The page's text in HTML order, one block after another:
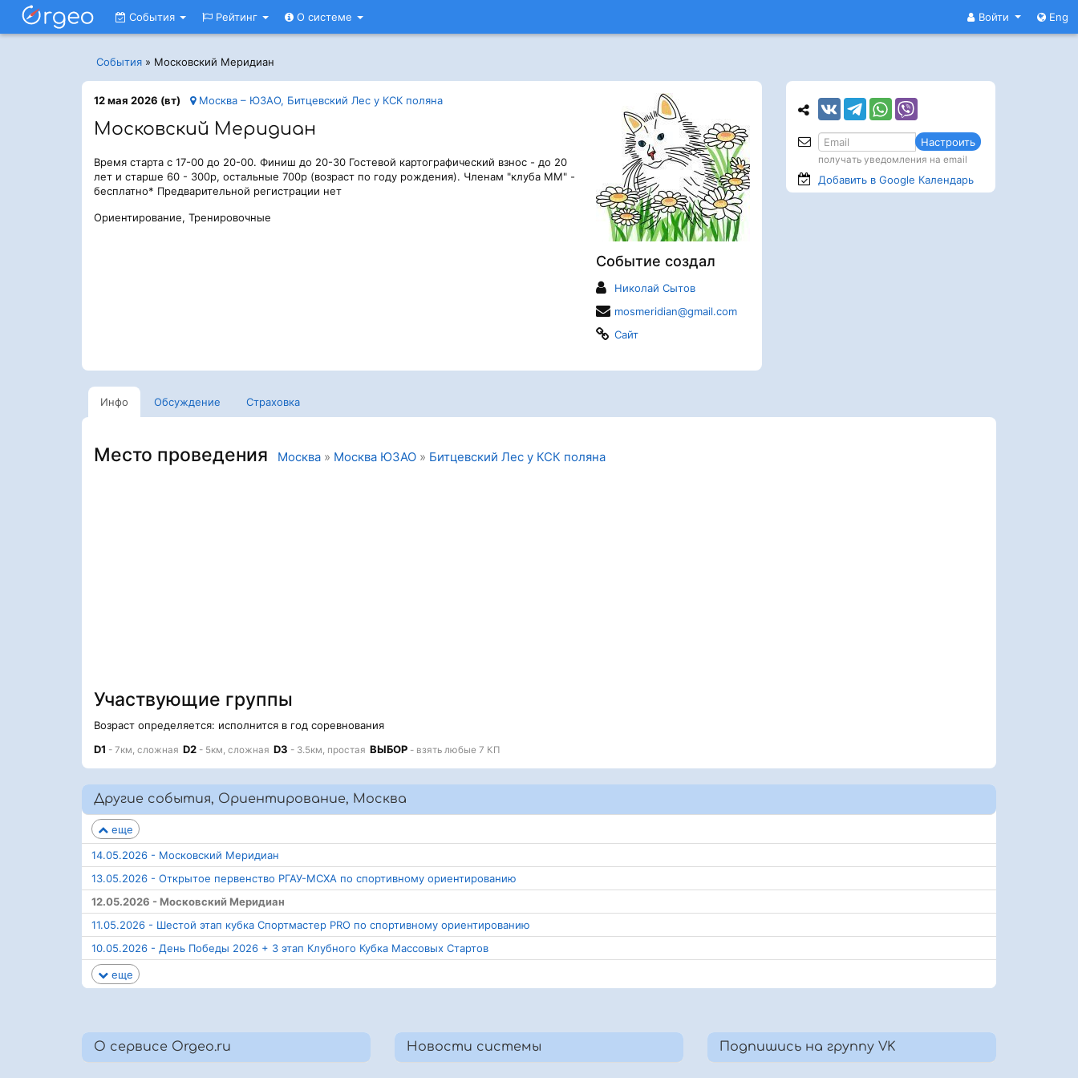
Войти Eng
События Рейтинг О системе
События » Московский Меридиан
Событие создал
Николай Сытов
mosmeridian@gmail.com
Сайт
12 мая 2026 (вт) Москва – ЮЗАО, Битцевский Лес у КСК поляна
Московский Меридиан
Время старта с 17-00 до 20-00. Финиш до 20-30 Гостевой картографический взнос - до 20
лет и старше 60 - 300р, остальные 700р (возраст по году рождения). Членам "клуба ММ" -
бесплатно* Предварительной регистрации нет
Ориентирование, Тренировочные
Инфо Обсуждение Страховка
Место проведения Москва » Москва ЮЗАО » Битцевский Лес у КСК поляна
Участвующие группы
Возраст определяется: исполнится в год соревнования
D1 - 7км, сложная D2 - 5км, сложная D3 - 3.5км, простая ВЫБОР - взять любые 7 КП
Другие события, Ориентирование, Москва
еще
14.05.2026 - Московский Меридиан
13.05.2026 - Открытое первенство РГАУ-МСХА по спортивному ориентированию
12.05.2026 - Московский Меридиан
11.05.2026 - Шестой этап кубка Спортмастер PRO по спортивному ориентированию
10.05.2026 - День Победы 2026 + 3 этап Клубного Кубка Массовых Стартов
еще
Настроить
получать уведомления на email
Добавить в Google Календарь
О сервисе Orgeo.ru Новости системы Подпишись на группу VK